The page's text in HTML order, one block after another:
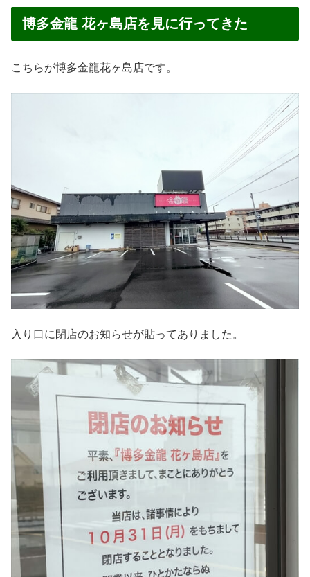
博多金龍 花ヶ島店を見に行ってきた
こちらが博多金龍花ヶ島店です。
入り口に閉店のお知らせが貼ってありました。